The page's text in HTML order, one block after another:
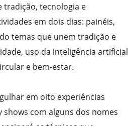
tradição, tecnologia e
em dois dias: painéis,
temas que unem tradição e
uso da inteligência artificial
e bem-estar.
em oito experiências
com alguns dos nomes